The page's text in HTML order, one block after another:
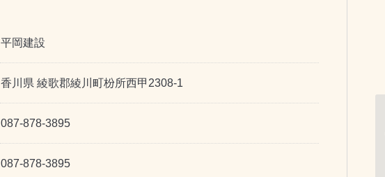
平岡建設
香川県 綾歌郡綾川町枌所西甲2308-1
087-878-3895
087-878-3895